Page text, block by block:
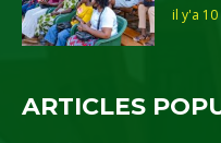
il y'a
ARTICLES